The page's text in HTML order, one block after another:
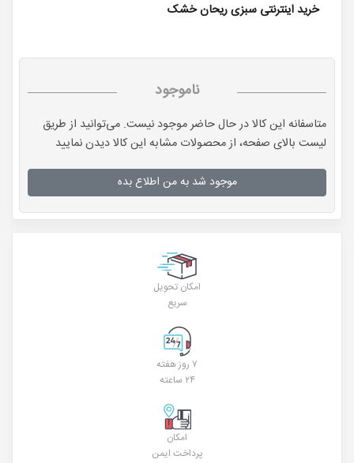
خرید اینترنتی سبزی ریحان خشک
ناموجود
متاسفانه این کالا در حال حاضر موجود نیست. می‌توانید از طریق
لیست بالای صفحه، از محصولات مشابه این کالا دیدن نمایید
موجود شد به من اطلاع بده
امکان تحویل
سریع
۷ روز هفته
۲۴ ساعته
امکان
پرداخت ایمن